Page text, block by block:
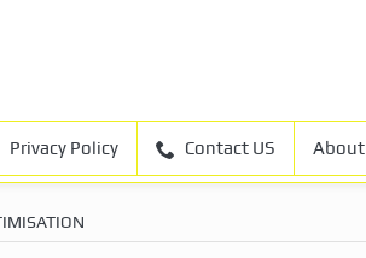
Privacy Policy Contact US About